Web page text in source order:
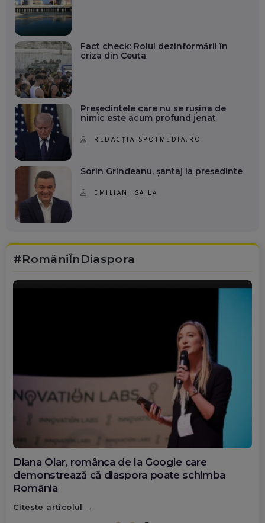
Fact check: Rolul dezinformării în
criza din Ceuta
Președintele care nu se rușina de
nimic este acum profund jenat
REDACȚIA SPOTMEDIA.RO
Sorin Grindeanu, șantaj la președinte
EMILIAN ISAILĂ
#RomâniÎnDiaspora
Diana Olar, românca de la Google care
demonstrează că diaspora poate schimba
România
Citește articolul